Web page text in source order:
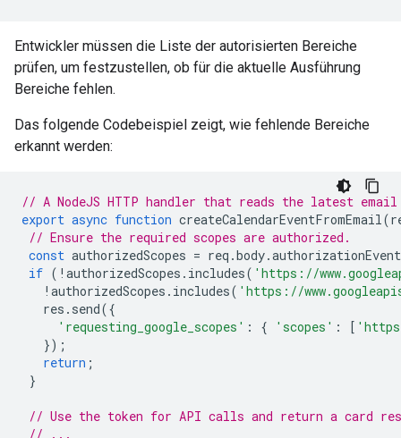
Entwickler müssen die Liste der autorisierten Bereiche
prüfen, um festzustellen, ob für die aktuelle Ausführung
Bereiche fehlen.
Das folgende Codebeispiel zeigt, wie fehlende Bereiche
erkannt werden:
// A NodeJS HTTP handler that reads the latest
export async function createCalendarEventFromEmail(
// Ensure the required scopes are authorized.
const authorizedScopes = req .body.
if ( ! authorizedScopes . includes( 'https://
! authorizedScopes . includes( 'https://
res . send({
'requesting_google_scopes' : { 'scopes' : [
});
return ;
}
// Use the token for API calls and return a card
// ...